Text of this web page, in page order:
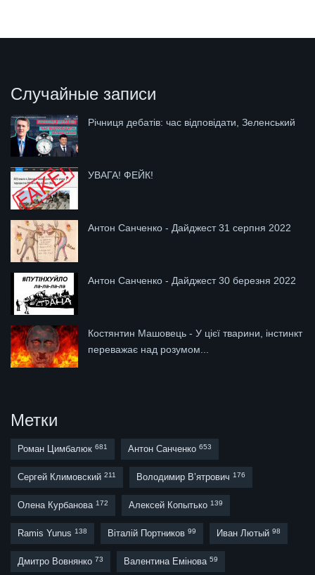
Случайные записи
Річниця дебатів: час відповідати, Зеленський
УВАГА! ФЕЙК!
Антон Санченко - Дайджест 31 серпня 2022
Антон Санченко - Дайджест 30 березня 2022
Костянтин Машовець - У цієї тварини, інстинкт
переважає над розумом...
Метки
Роман Цимбалюк 681 Антон Санченко 653
Сергей Климовский 211 Володимир В’ятрович 176
Олена Курбанова 172 Алексей Копытько 139
Ramis Yunus 138 Віталій Портников 99 Иван Лютый 98
Дмитро Вовнянко 73 Валентина Емінова 59